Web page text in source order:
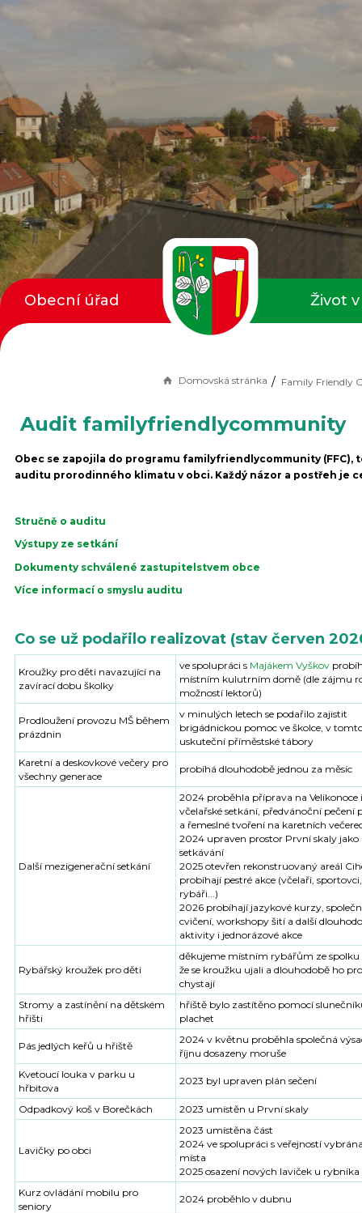
Domovská stránka
Audit familyfriendlycommunity
Obec se zapojila do programu familyfriendlycommunity (FFC),
auditu prorodinného klimatu v obci. Každý názor a postřeh je
Stručně o auditu
Výstupy ze setkání
Dokumenty schválené zastupitelstvem obce
Více informací o smyslu auditu
Co se už podařilo realizovat (stav červen
Kroužky pro děti navazující na
zavírací dobu školky
ve spolupráci s Majákem Vyškov
místním kulutrním domě (dle zájmu
možností lektorů)
Prodloužení provozu MŠ během
prázdnin
v minulých letech se podařilo zajistit
brigádnickou pomoc ve školce, v
uskuteční příměstské tábory
Karetní a deskovkové večery pro
všechny generace
probíhá dlouhodobě jednou za měsíc
Další mezigenerační setkání
2024 proběhla příprava na Velikonoce i
včelařské setkání, předvánoční pečení
a řemeslné tvoření na karetních
2024 upraven prostor První skaly jako
setkávání
2025 otevřen rekonstruovaný areál
probíhají pestré akce (včelaři, sportovci,
rybáři...)
2026 probíhají jazykové kurzy,
cvičení, workshopy šití a další
aktivity i jednorázové akce
Rybářský kroužek pro děti
děkujeme místním rybářům ze spolku
že se kroužku ujali a dlouhodobě ho
chystají
Stromy a zastínění na dětském
hřišti
hřiště bylo zastítěno pomocí
plachet
Pás jedlých keřů u hřiště
2024 v květnu proběhla společná
říjnu dosazeny moruše
Kvetoucí louka v parku u
hřbitova
2023 byl upraven plán sečení
Odpadkový koš v Borečkách 2023 umístěn u První skaly
Lavičky po obci
2023 umístěna část
2024 ve spolupráci s veřejností
místa
2025 osazení nových laviček u rybníka
Kurz ovládání mobilu pro
seniory
2024 proběhlo v dubnu
Obecní úřad Život